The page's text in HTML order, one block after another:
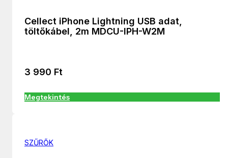
Cellect iPhone Lightning USB adat,
töltőkábel, 2m MDCU-IPH-W2M
3 990 Ft
Megtekintés
SZŰRŐK